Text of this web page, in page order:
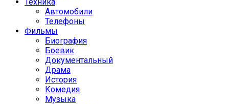
Техника
Автомобили
Телефоны
Фильмы
Биография
Боевик
Документальный
Драма
История
Комедия
Музыка